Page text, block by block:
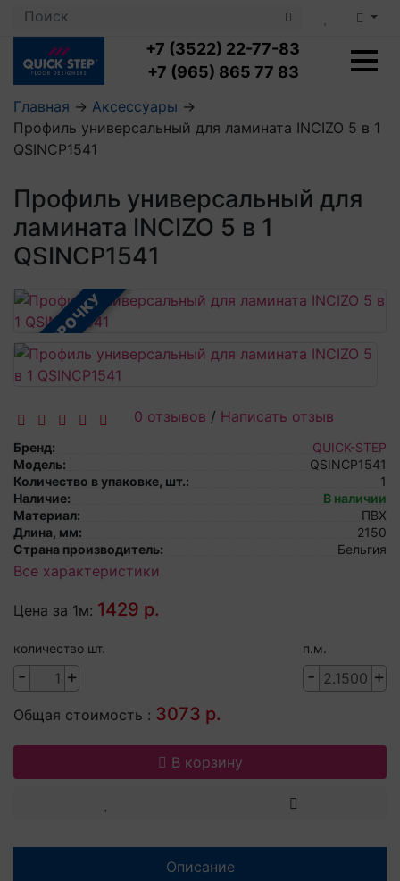
+7 (3522) 22-77-83
+7 (965) 865 77 83
Ламинат с укладкой
Влагостойкий ламинат
Посмотреть все категории
LOC FLOOR FANCY
LOC FLOOR ARCTIC
Посмотреть все категории
Кварцвиниловая плитка с укладкой
Клеевая кварцвиниловая плитка
Виниловый ламинат
Посмотреть все категории
Плинтус
Профили для ступеней
Подложка
Пороги
Аксессуары для напольных покрытий
Посмотреть все категории
Посмотреть все категории
Главная → Аксессуары →
Профиль универсальный для ламината INCIZO 5 в 1
QSINCP1541
Профиль универсальный для
ламината INCIZO 5 в 1
QSINCP1541
В РАССРОЧКУ
0 отзывов / Написать отзыв
Бренд:
QUICK-STEP
Модель:
QSINCP1541
Количество в упаковке, шт.:
1
Наличие:
В наличии
Материал:
ПВХ
Длина, мм:
2150
Страна производитель:
Бельгия
Все характеристики
Цена за 1м: 1429 р.
количество шт.
- +
п.м.
- +
Общая стоимость : 3073 р.
В корзину
Описание